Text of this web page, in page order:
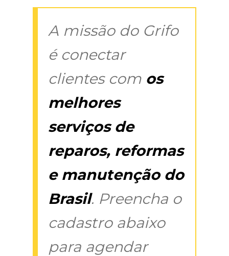
A missão do Grifo
é conectar
clientes com os
melhores
serviços de
reparos, reformas
e manutenção do
Brasil. Preencha o
cadastro abaixo
para agendar